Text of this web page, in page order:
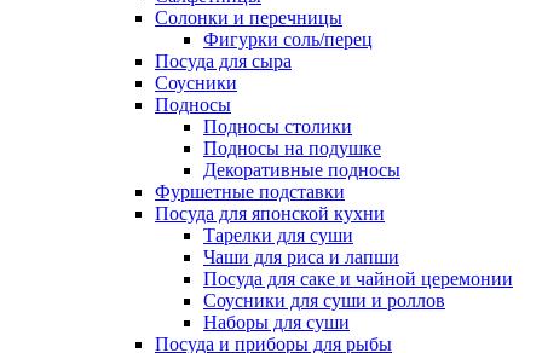
Солонки и перечницы
Фигурки соль/перец
Посуда для сыра
Соусники
Подносы
Подносы столики
Подносы на подушке
Декоративные подносы
Фуршетные подставки
Посуда для японской кухни
Тарелки для суши
Чаши для риса и лапши
Посуда для саке и чайной церемонии
Соусники для суши и роллов
Наборы для суши
Посуда и приборы для рыбы